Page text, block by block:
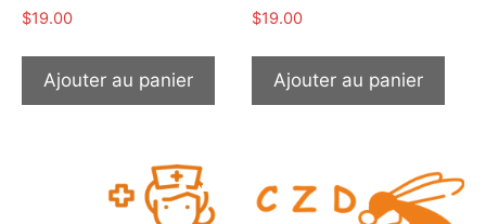
$19.00
Ajouter au panier
$19.00
Ajouter au panier